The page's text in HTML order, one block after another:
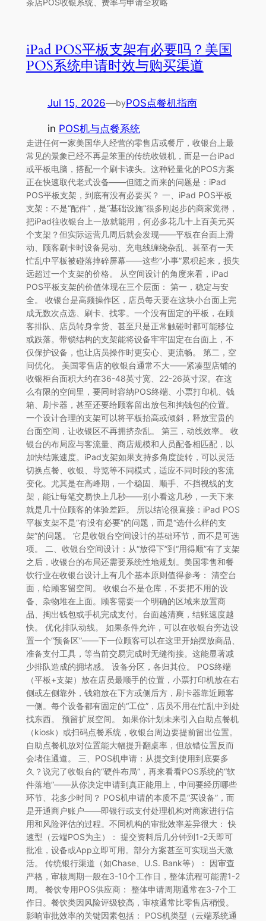
iPad POS平板支架有必要吗？美国
POS系统申请时效与购买渠道
Jul 15, 2026—byPOS点餐机指南
in POS机与点餐系统
走进任何一家美国华人经营的零售店或餐厅，收银台上最
常见的景象已经不再是笨重的传统收银机，而是一台iPad
或平板电脑，搭配一个刷卡读头。这种轻量化的POS方案
正在快速取代老式设备——但随之而来的问题是：iPad
POS平板支架，到底有没有必要买？ 一、iPad POS平板
支架：不是“配件”，是“基础设施”很多刚起步的商家觉得，
把iPad往收银台上一放就能用，何必多花几十上百美元买
个支架？但实际运营几周后就会发现——平板在台面上滑
动、顾客刷卡时设备晃动、充电线缠绕杂乱、甚至有一天
忙乱中平板被碰落摔碎屏幕——这些“小事”累积起来，损失
远超过一个支架的价格。 从空间设计的角度来看，iPad
POS平板支架的价值体现在三个层面： 第一，稳定与安
全。 收银台是高频操作区，店员每天要在这块小台面上完
成无数次点选、刷卡、找零。一个没有固定的平板，在顾
客排队、店员转身拿货、甚至只是正常触碰时都可能移位
或跌落。带锁结构的支架能将设备牢牢固定在台面上，不
仅保护设备，也让店员操作时更安心、更流畅。 第二，空
间优化。 美国零售店的收银台通常不大——紧凑型店铺的
收银柜台面积大约在36-48英寸宽、22-26英寸深。在这
么有限的空间里，要同时容纳POS终端、小票打印机、钱
箱、刷卡器，甚至还要给顾客留出放包和掏钱包的位置。
一个设计合理的支架可以将平板抬高或倾斜，释放宝贵的
台面空间，让收银区不再拥挤杂乱。 第三，动线效率。 收
银台的布局应与客流量、商店规模和人员配备相匹配，以
加快结账速度。iPad支架如果支持多角度旋转，可以灵活
切换点餐、收银、导览等不同模式，适应不同时段的客流
变化。尤其是在高峰期，一个稳固、顺手、不挡视线的支
架，能让每笔交易快上几秒——别小看这几秒，一天下来
就是几十位顾客的体验差距。 所以结论很直接：iPad POS
平板支架不是“有没有必要”的问题，而是“选什么样的支
架”的问题。 它是收银台空间设计的基础环节，而不是可选
项。 二、收银台空间设计：从“放得下”到“用得顺”有了支架
之后，收银台的布局还需要系统性地规划。美国零售和餐
饮行业在收银台设计上有几个基本原则值得参考： 清空台
面，给顾客留空间。 收银台不是仓库，不要把不用的设
备、杂物堆在上面。顾客需要一个明确的区域来放置商
品、掏出钱包或手机完成支付。台面越清爽，结账速度越
快。 优化排队动线。 如果条件允许，可以在收银台旁边设
置一个“预备区”——下一位顾客可以在这里开始摆放商品、
准备支付工具，等当前交易完成时无缝衔接。这能显著减
少排队造成的拥堵感。 设备分区，各归其位。 POS终端
（平板+支架）放在店员最顺手的位置，小票打印机放在右
侧或左侧靠外，钱箱放在下方或侧后方，刷卡器靠近顾客
一侧。每个设备都有固定的“工位”，店员不用在忙乱中到处
找东西。 预留扩展空间。 如果你计划未来引入自助点餐机
（kiosk）或扫码点餐系统，收银台周边要提前留出位置。
自助点餐机放对位置能大幅提升翻桌率，但放错位置反而
会堵住通道。 三、POS机申请：从提交到使用到底要多
久？说完了收银台的“硬件布局”，再来看看POS系统的“软
件落地”——从你决定申请到真正能用上，中间要经历哪些
环节、花多少时间？ POS机申请的本质不是“买设备”，而
是开通商户账户——即银行或支付处理机构对商家进行信
用和风险评估的过程。不同机构的审批效率差异很大： 快
速型（云端POS为主）： 提交资料后几分钟到1-2天即可
批准，设备或App立即可用。部分方案甚至可实现当天激
活。 传统银行渠道（如Chase、U.S. Bank等）： 因审查
严格，审核周期一般在3-10个工作日，整体流程可能需1-2
周。 餐饮专用POS供应商： 整体申请周期通常在3-7个工
作日。餐饮类因风险评级较高，审核通常比零售店稍慢。
影响审批效率的关键因素包括： POS机类型（云端系统通